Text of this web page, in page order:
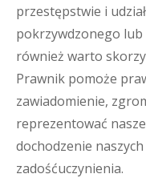
przestępstwie i
pokrzywdzonego lub
również warto
Prawnik pomoże
zawiadomienie,
reprezentować
dochodzenie
zadośćuczynienia.